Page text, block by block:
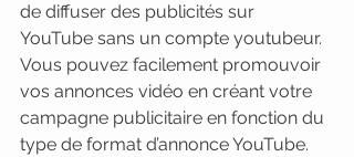
de diffuser des publicités sur
YouTube sans un compte youtubeur.
Vous pouvez facilement promouvoir
vos annonces vidéo en créant votre
campagne publicitaire en fonction du
type de format d’annonce YouTube.